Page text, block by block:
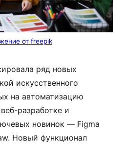
от freepik
ряд новых
искусственного
на автоматизацию
разработке и
новинок — Figma
Новый функционал